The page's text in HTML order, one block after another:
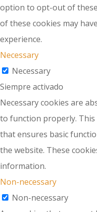
option to opt-out of
of these cookies may
experience.
Necessary
Necessary
Siempre activado
Necessary cookies are
to function properly. This
that ensures basic
the website. These
information.
Non-necessary
Non-necessary